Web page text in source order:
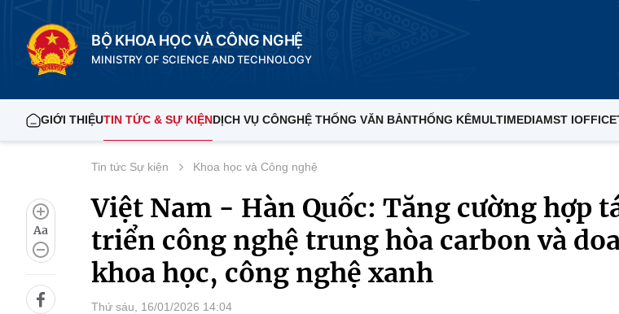
BỘ KHOA HỌC VÀ CÔNG NGHỆ
MINISTRY OF SCIENCE AND TECHNOLOGY
GIỚI THIỆUTIN TỨC & SỰ KIỆNDỊCH VỤ CÔNGHỆ THỐNG VĂN BẢNTHỐNG KÊMULTIMEDIAMST IOFFICE
Aa
Tin tức Sự kiện Khoa học và Công nghệ
Việt Nam - Hàn Quốc: Tăng cường hợp
triển công nghệ trung hòa carbon và
khoa học, công nghệ xanh
Thứ sáu, 16/01/2026 14:04